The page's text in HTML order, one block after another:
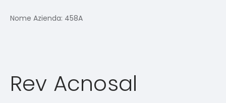
Nome Azienda: 458A
Rev Acnosal